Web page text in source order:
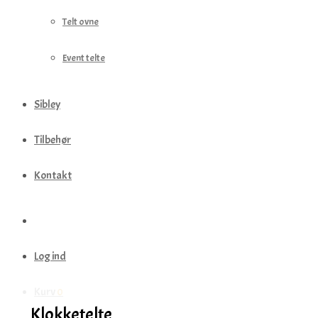
Telt ovne
Event telte
Sibley
Tilbehør
Kontakt
Log ind